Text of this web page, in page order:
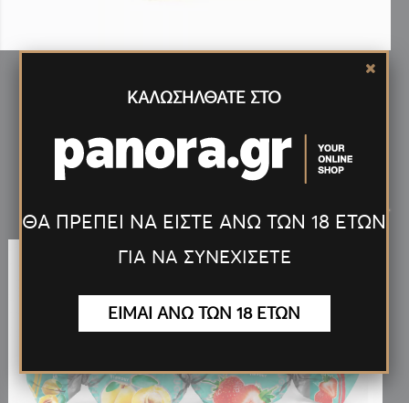
>
ΚΑΛΩΣΗΛΘΑΤΕ ΣΤΟ
ΘΑ ΠΡΕΠΕΙ ΝΑ ΕΙΣΤΕ ΑΝΩ ΤΩΝ 18 ΕΤΩΝ
ΓΙΑ ΝΑ ΣΥΝΕΧΙΣΕΤΕ
ΕΙΜΑΙ ΑΝΩ ΤΩΝ 18 ΕΤΩΝ